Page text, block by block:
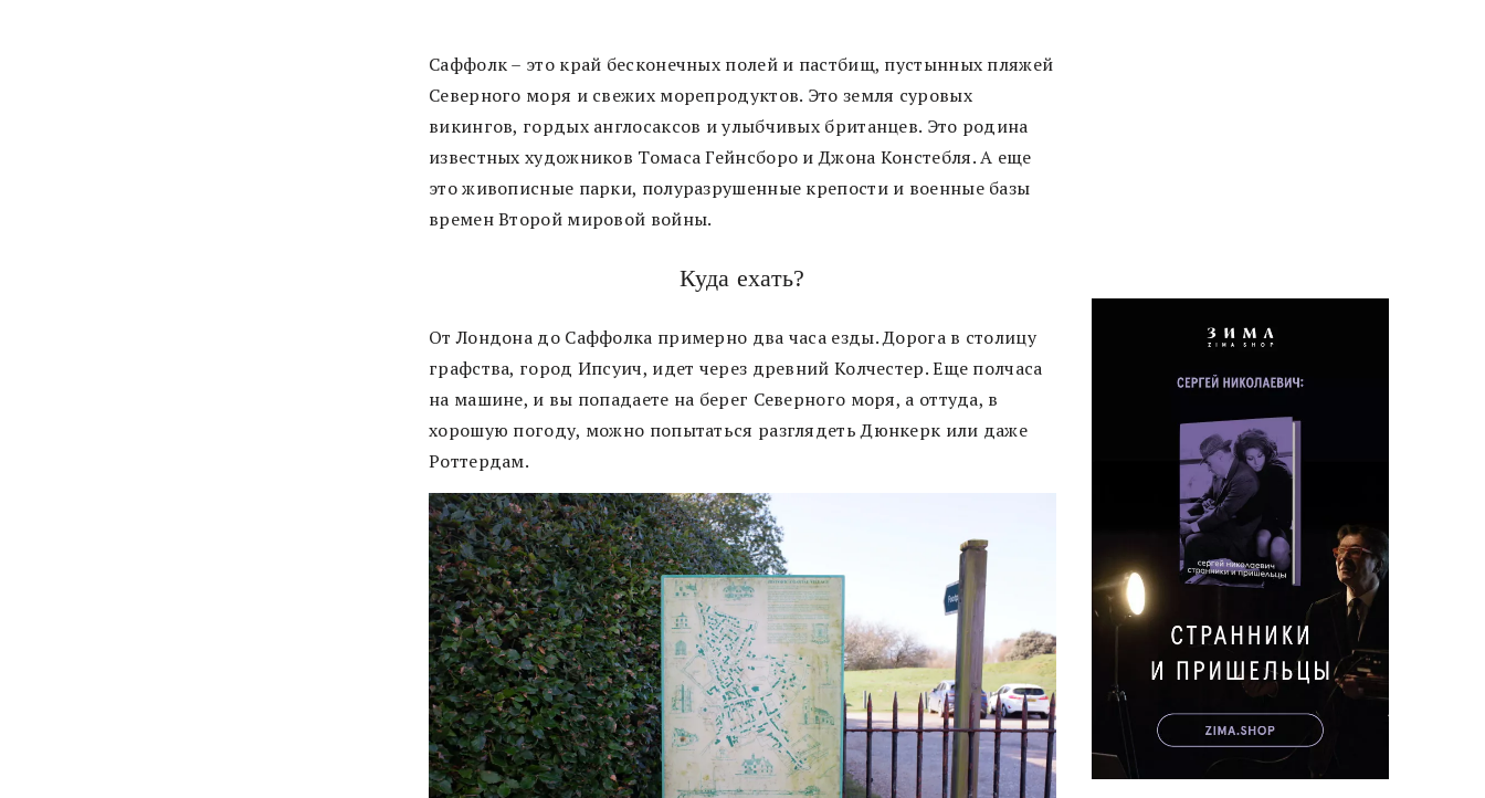
Саффолк – это край бесконечных полей и пастбищ, пустынных пляжей
Северного моря и свежих морепродуктов. Это земля суровых
викингов, гордых англосаксов и улыбчивых британцев. Это родина
известных художников Томаса Гейнсборо и Джона Констебля. А еще
это живописные парки, полуразрушенные крепости и военные базы
времен Второй мировой войны.
Куда ехать?
От Лондона до Саффолка примерно два часа езды. Дорога в столицу
графства, город Ипсуич, идет через древний Колчестер. Еще полчаса
на машине, и вы попадаете на берег Северного моря, а оттуда, в
хорошую погоду, можно попытаться разглядеть Дюнкерк или даже
Роттердам.